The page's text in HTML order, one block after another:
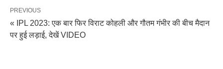
PREVIOUS
« IPL 2023: एक बार फिर विराट कोहली और गौतम गंभीर की बीच मैदान
पर हुई लड़ाई, देखें VIDEO